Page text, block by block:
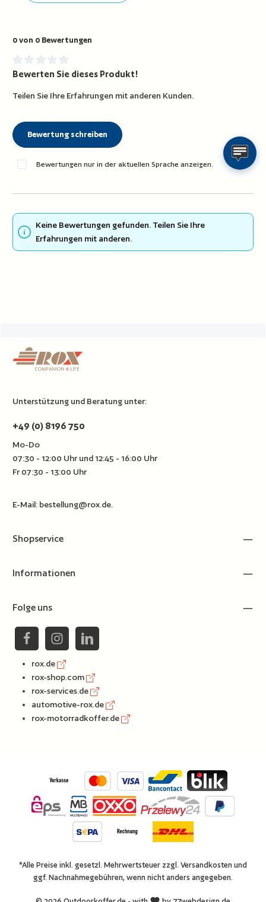
0 von 0 Bewertungen
Durchschnittliche Bewertung von 0 von 5 Sternen
Bewerten Sie dieses Produkt!
Teilen Sie Ihre Erfahrungen mit anderen Kunden.
Bewertung schreiben
Bewertungen nur in der aktuellen Sprache anzeigen.
Keine Bewertungen gefunden. Teilen Sie Ihre
Erfahrungen mit anderen.
Unterstützung und Beratung unter:
+49 (0) 8196 750
Mo-Do
07:30 - 12:00 Uhr und 12:45 - 16:00 Uhr
Fr 07:30 - 13:00 Uhr
E-Mail: bestellung@rox.de.
Shopservice
Informationen
Folge uns
rox.de
rox-shop.com
rox-services.de
automotive-rox.de
rox-motorradkoffer.de
*Alle Preise inkl. gesetzl. Mehrwertsteuer zzgl. Versandkosten und
ggf. Nachnahmegebühren, wenn nicht anders angegeben.